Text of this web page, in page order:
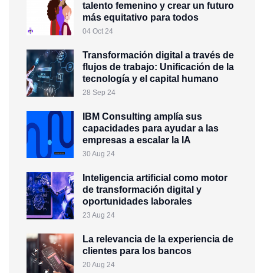
talento femenino y crear un futuro
más equitativo para todos
04 Oct 24
Transformación digital a través de
flujos de trabajo: Unificación de la
tecnología y el capital humano
28 Sep 24
IBM Consulting amplía sus
capacidades para ayudar a las
empresas a escalar la IA
30 Aug 24
Inteligencia artificial como motor
de transformación digital y
oportunidades laborales
23 Aug 24
La relevancia de la experiencia de
clientes para los bancos
20 Aug 24